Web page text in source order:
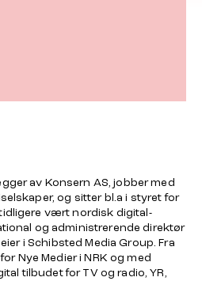
av Konsern AS, jobber med
og sitter bl.a i styret for
vært nordisk digital-
og administrerende direktør
i Schibsted Media Group. Fra
Nye Medier i NRK og med
tilbudet for TV og radio, YR,